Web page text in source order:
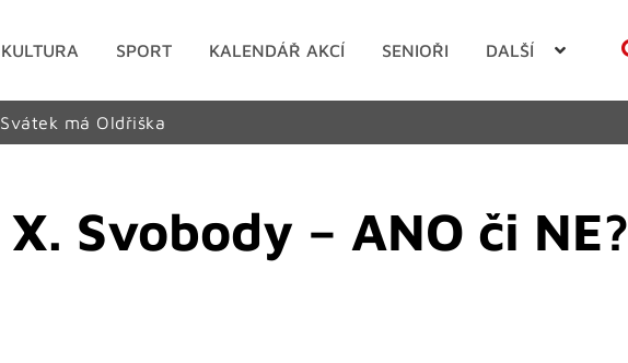
KULTURA SPORT KALENDÁŘ AKCÍ SENIOŘI DALŠÍ
Svátek má Oldřiška
Svobody – ANO či NE?